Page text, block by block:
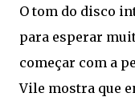
O tom do disco
para esperar
começar com a
Vile mostra que